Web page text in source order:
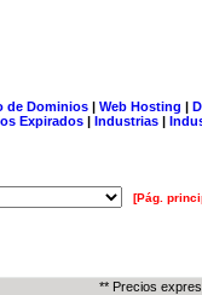
de Dominios| Web Hosting |
Expirados | Industrias |
[Pág.
** Precios